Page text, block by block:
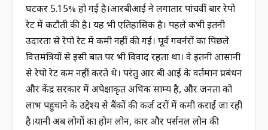
घटकर 5.15% हो गई है।आरबीआई ने लगातार पांचवीं बार रेपो
रेट में कटौती की है। यह भी एतिहासिक है। पहले कभी इतनी
उदारता से रेपो रेट में कमी नहीं की गई। पूर्व गवर्नरों का पिछले
वित्तमंत्रियों से इसी बात पर भी विवाद रहता था। वे इतनी आसानी
से रेपो रेट कम नहीं करते थे। परंतु आर बी आई के वर्तमान प्रबंधन
और केंद्र सरकार में अपेक्षाकृत अधिक साम्य है, और जनता को
लाभ पहुचाने के उद्देश्य से बैंकों की कर्ज दरों में कमी कराई जा रही
है।यानी अब लोगों का होम लोन, कार और पर्सनल लोन की